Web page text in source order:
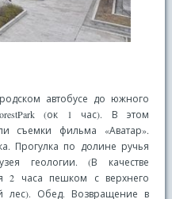
автобусе до южного
(ок 1 час). В этом
съемки фильма «Аватар».
Прогулка по долине ручья
геологии. (В качестве
2 часа пешком с верхнего
лес). Обед. Возвращение в